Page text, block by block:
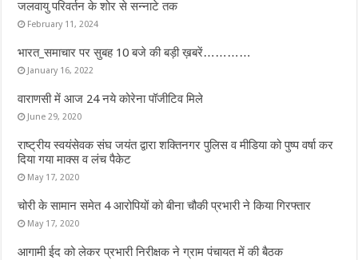
जलवायु परिवर्तन के शोर से सन्नाटे तक
February 11, 2024
भारत_समाचार पर सुबह 10 बजे की बड़ी ख़बरें…………
January 16, 2022
वाराणसी में आज 24 नये कोरेना पॉजीटिव मिले
June 29, 2020
राष्ट्रीय स्वयंसेवक संघ जयंत द्वारा शक्तिनगर पुलिस व मीडिया को पुष्प वर्षा कर
दिया गया माक्स व लंच पैकेट
May 17, 2020
चोरी के सामान समेत 4 आरोपियों को बीना चौकी प्रभारी ने किया गिरफ्तार
May 17, 2020
आगामी ईद को लेकर प्रभारी निरीक्षक ने ग्राम पंचायत में की बैठक